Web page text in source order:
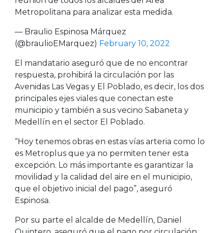
Metropolitana para analizar esta medida.
— Braulio Espinosa Márquez
(@braulioEMarquez) February 10, 2022
El mandatario aseguró que de no encontrar
respuesta, prohibirá la circulación por las
Avenidas Las Vegas y El Poblado, es decir, los dos
principales ejes viales que conectan este
municipio y también a sus vecino Sabaneta y
Medellín en el sector El Poblado.
“Hoy tenemos obras en estas vías arteria como lo
es Metroplus que ya no permiten tener esta
excepción. Lo más importante es garantizar la
movilidad y la calidad del aire en el municipio,
que el objetivo inicial del pago”, aseguró
Espinosa.
Por su parte el alcalde de Medellín, Daniel